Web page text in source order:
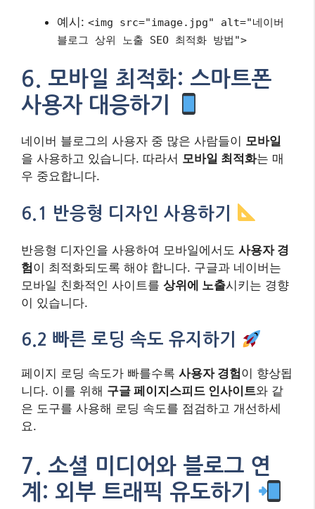
예시: <img src="image.jpg" alt="네이버
블로그 상위 노출 SEO 최적화 방법">
6. 모바일 최적화: 스마트폰
사용자 대응하기
네이버 블로그의 사용자 중 많은 사람들이 모바일
을 사용하고 있습니다. 따라서 모바일 최적화는 매
우 중요합니다.
6.1 반응형 디자인 사용하기
반응형 디자인을 사용하여 모바일에서도 사용자 경
험이 최적화되도록 해야 합니다. 구글과 네이버는
모바일 친화적인 사이트를 상위에 노출시키는 경향
이 있습니다.
6.2 빠른 로딩 속도 유지하기
페이지 로딩 속도가 빠를수록 사용자 경험이 향상됩
니다. 이를 위해 구글 페이지스피드 인사이트와 같
은 도구를 사용해 로딩 속도를 점검하고 개선하세
요.
7. 소셜 미디어와 블로그 연
계: 외부 트래픽 유도하기